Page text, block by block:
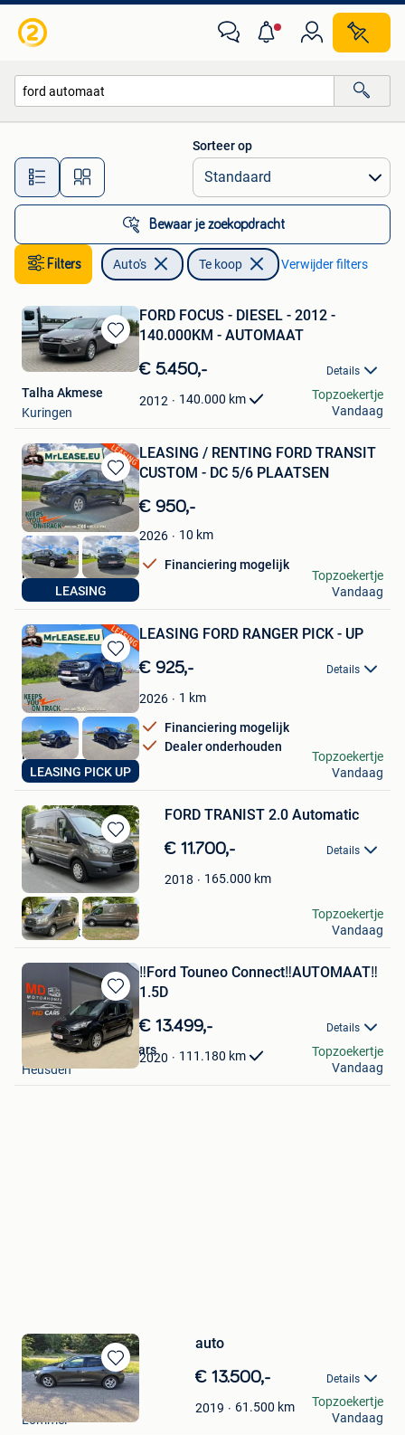
Alle afstanden…
Sorteer op
Bewaar je zoekopdracht
Filters Auto's Te koop Verwijder filters
Bewaren
in
Favorieten
FORD FOCUS - DIESEL - 2012 -
140.000KM - AUTOMAAT
€ 5.450,- Details
2012 140.000 km
Talha Akmese
Kuringen
Topzoekertje
Vandaag
Bewaren
in
Mijn
Favorieten
LEASING
LEASING / RENTING FORD TRANSIT
CUSTOM - DC 5/6 PLAATSEN
€ 950,-
2026 10 km
Financiering mogelijk
MrLease
Hooglede
Topzoekertje
Vandaag
Bewaren
in
Favorieten
LEASING PICK UP
LEASING FORD RANGER PICK - UP
€ 925,- Details
2026 1 km
Financiering mogelijk
Dealer onderhouden
MrLease
Hooglede
Topzoekertje
Vandaag
Bewaren
in
Mijn
Favorieten
FORD TRANIST 2.0 Automatic
€ 11.700,- Details
2018 165.000 km
Freddy
Herk-De-Stad
Topzoekertje
Vandaag
Bewaren
in
Mijn
Favorieten
‼️Ford Touneo Connect‼️AUTOMAAT‼️
1.5D
€ 13.499,- Details
2020 111.180 km
MD Motorhomes & Cars
Heusden
Topzoekertje
Vandaag
Bewaren
in
Mijn
Favorieten
auto
€ 13.500,- Details
2019 61.500 km
patrick
Lommel
Topzoekertje
Vandaag